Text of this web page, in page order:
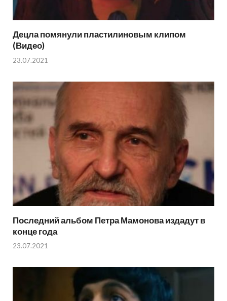
Децла помянули пластилиновым клипом
(Видео)
23.07.2021
Последний альбом Петра Мамонова издадут в
конце года
23.07.2021